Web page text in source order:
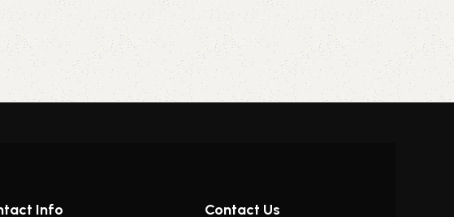
Info Contact Us